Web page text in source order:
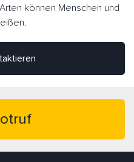
können Menschen und